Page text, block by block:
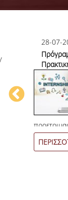
28-07-
2027